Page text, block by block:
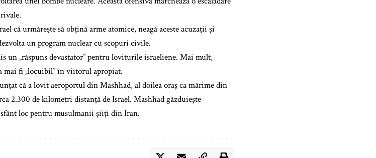
că urmărește să obțină arme atomice, neagă aceste acuzații și
un program nuclear cu scopuri civile.
un „răspuns devastator” pentru loviturile israeliene. Mai mult,
mai fi „locuibil” în viitorul apropiat.
că a lovit aeroportul din Mashhad, al doilea oraș ca mărime din
2.300 de kilometri distanță de Israel. Mashhad găzduiește
loc pentru musulmanii șiiți din Iran.